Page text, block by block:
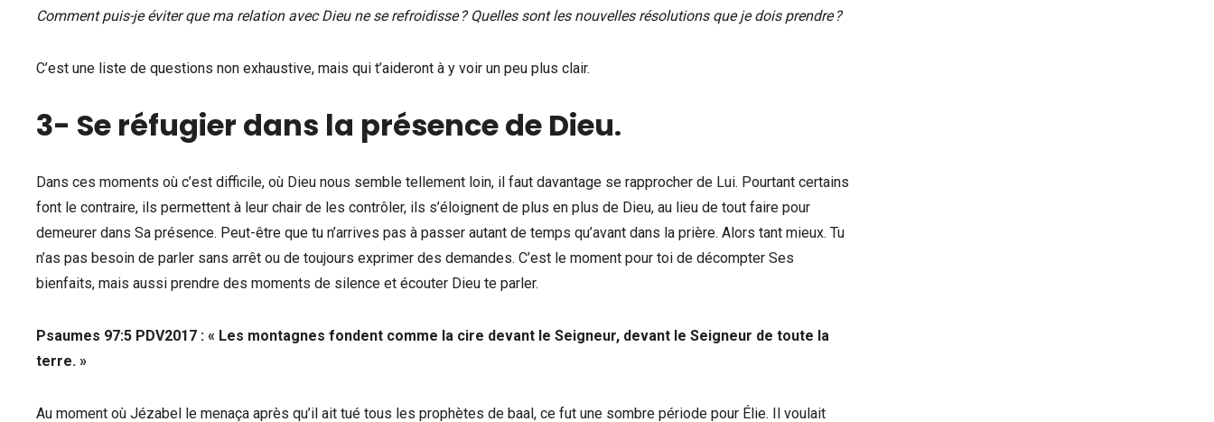
Comment puis-je éviter que ma relation avec Dieu ne se refroidisse ? Quelles sont les nouvelles résolutions que je dois prendre ?
C’est une liste de questions non exhaustive, mais qui t’aideront à y voir un peu plus clair.
3- Se réfugier dans la présence de Dieu.
Dans ces moments où c’est difficile, où Dieu nous semble tellement loin, il faut davantage se rapprocher de Lui. Pourtant certains
font le contraire, ils permettent à leur chair de les contrôler, ils s’éloignent de plus en plus de Dieu, au lieu de tout faire pour
demeurer dans Sa présence. Peut-être que tu n’arrives pas à passer autant de temps qu’avant dans la prière. Alors tant mieux. Tu
n’as pas besoin de parler sans arrêt ou de toujours exprimer des demandes. C’est le moment pour toi de décompter Ses
bienfaits, mais aussi prendre des moments de silence et écouter Dieu te parler.
‭‭Psaumes‬ ‭97:5‬ ‭PDV2017 ‬‬: « Les montagnes fondent comme la cire devant le Seigneur, devant le Seigneur de toute la
terre. »
Au moment où Jézabel le menaça après qu’il ait tué tous les prophètes de baal, ce fut une sombre période pour Élie. Il voulait